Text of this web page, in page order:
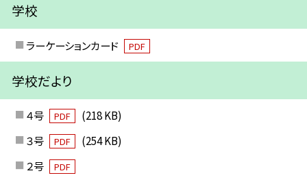
学校
ラーケーションカード PDF
学校だより
４号 PDF
(218 KB)
３号
PDF
(254 KB)
２号
PDF